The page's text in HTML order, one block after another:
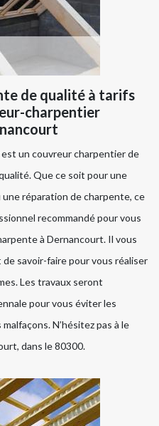
de qualité à tarifs
charpentier
un couvreur charpentier de
Que ce soit pour une
réparation de charpente, ce
recommandé pour vous
à Dernancourt. Il vous
savoir-faire pour vous réaliser
Les travaux seront
pour vous éviter les
N’hésitez pas à le
dans le 80300.